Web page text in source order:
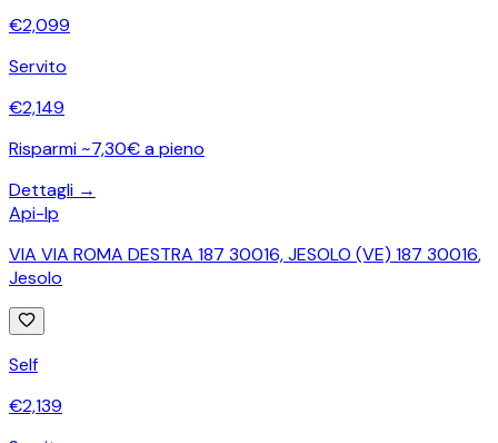
€2,099
Servito
€2,149
Risparmi ~7,30€ a pieno
Dettagli →
Api-Ip
VIA VIA ROMA DESTRA 187 30016, JESOLO (VE) 187 30016,
Jesolo
Self
€2,139